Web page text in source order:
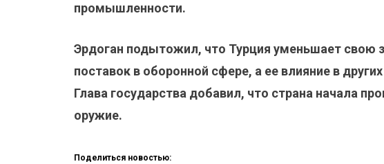
промышленности.
Эрдоган подытожил, что Турция уменьшает свою
поставок в оборонной сфере, а ее влияние в
Глава государства добавил, что страна начала
оружие.
Поделиться новостью: